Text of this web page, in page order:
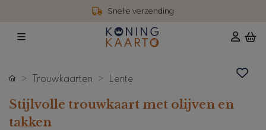
Snelle verzending
Trouwkaarten Lente
Stijlvolle trouwkaart met olijven en
takken